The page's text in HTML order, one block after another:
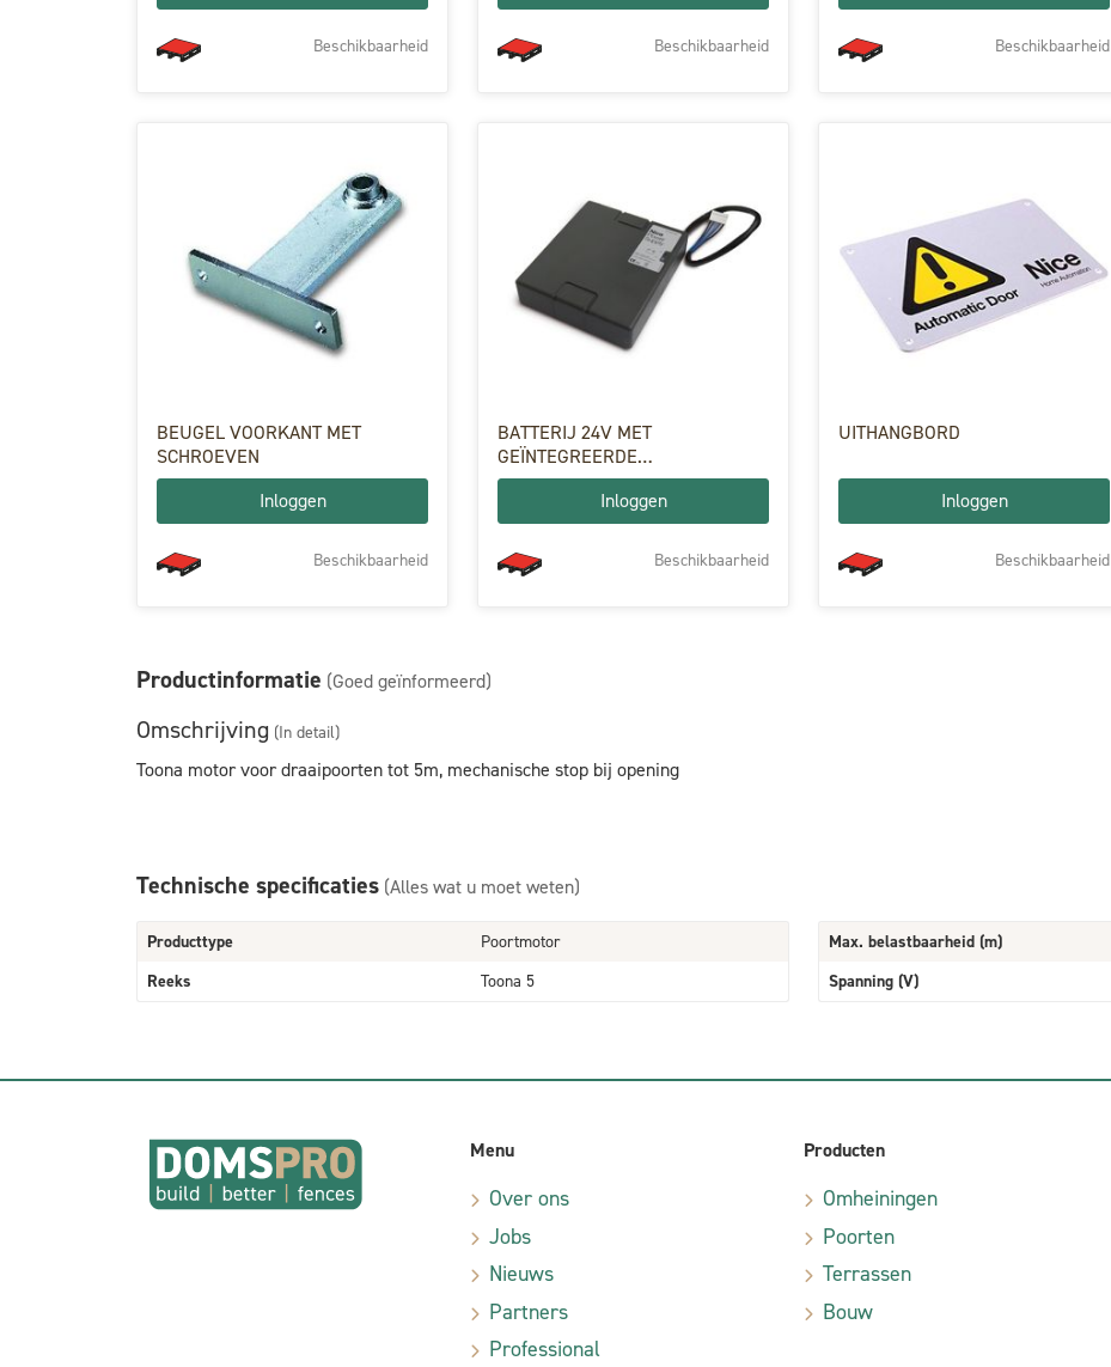
Beschikbaarheid Beschikbaarheid Beschikbaarheid
BEUGEL VOORKANT MET
SCHROEVEN
Inloggen
Beschikbaarheid
BATTERIJ 24V MET
GEÏNTEGREERDE
BATTERIJLADER
Inloggen
Beschikbaarheid
UITHANGBORD
Inloggen
Beschikbaarheid
Productinformatie (Goed geïnformeerd)
Omschrijving (In detail)
Toona motor voor draaipoorten tot 5m, mechanische stop bij opening
Technische specificaties (Alles wat u moet weten)
Producttype
Poortmotor
Reeks
Toona 5
Max. belastbaarheid (m)
Spanning (V)
Menu
Over ons
Jobs
Nieuws
Partners
Professional
Producten
Omheiningen
Poorten
Terrassen
Bouw